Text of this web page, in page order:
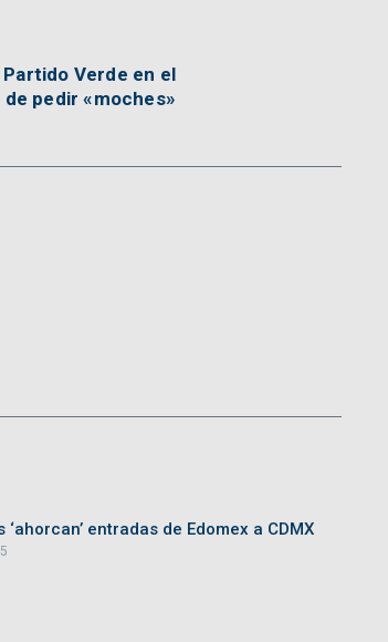
Verde en el
de pedir «moches»
entradas de Edomex a CDMX